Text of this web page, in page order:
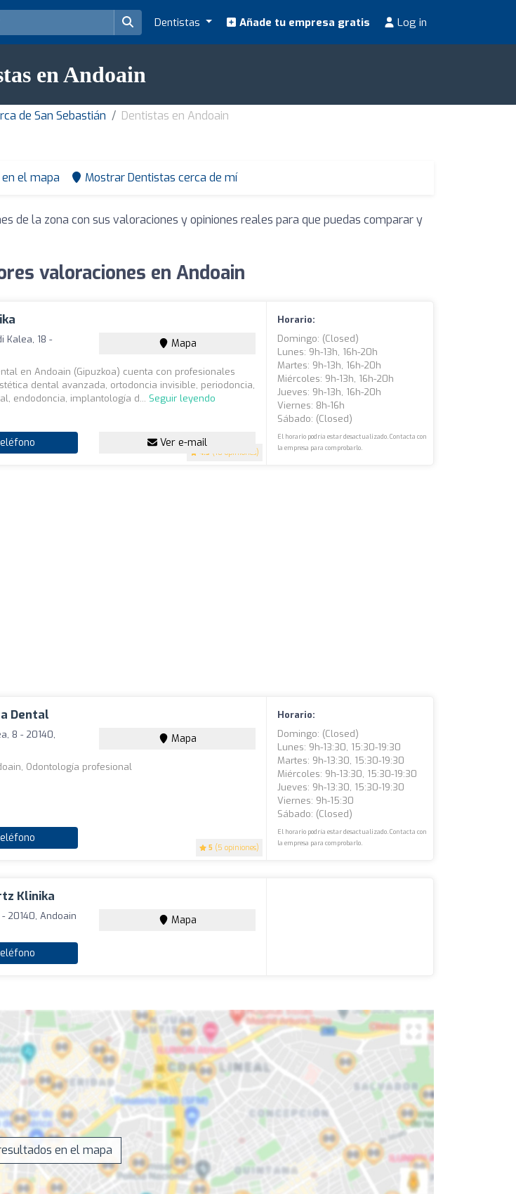
Dentistas Añade tu empresa gratis Log in
en Andoain
de San Sebastián Dentistas en Andoain
el mapa Mostrar Dentistas cerca de mí
de la zona con sus valoraciones y opiniones reales para que puedas comparar y
valoraciones en Andoain
4.5 (18 opiniones)
Kalea, 18 -
Mapa
en Andoain (Gipuzkoa) cuenta con profesionales
dental avanzada, ortodoncia invisible, periodoncia,
endodoncia, implantología d... Seguir leyendo
Ver e-mail
Horario:
Domingo: (closed)
Lunes: 9h-13h, 16h-20h
Martes: 9h-13h, 16h-20h
Miércoles: 9h-13h, 16h-20h
Jueves: 9h-13h, 16h-20h
Viernes: 8h-16h
Sábado: (closed)
El horario podría estar desactualizado. Contacta con
la empresa para comprobarlo.
Dental
5 (5 opiniones)
8 - 20140,
Mapa
Odontología profesional
Horario:
Domingo: (closed)
Lunes: 9h-13:30, 15:30-19:30
Martes: 9h-13:30, 15:30-19:30
Miércoles: 9h-13:30, 15:30-19:30
Jueves: 9h-13:30, 15:30-19:30
Viernes: 9h-15:30
Sábado: (closed)
El horario podría estar desactualizado. Contacta con
la empresa para comprobarlo.
Klinika
20140, Andoain Mapa
en el mapa